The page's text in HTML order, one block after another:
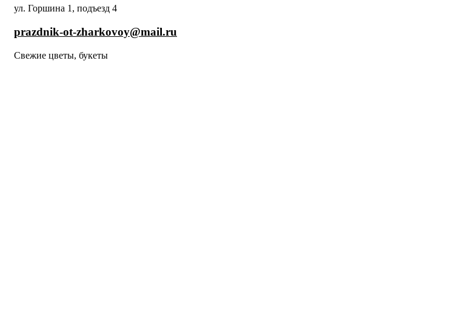
ул. Горшина 1, подъезд 4
prazdnik-ot-zharkovoy@mail.ru
Свежие цветы, букеты